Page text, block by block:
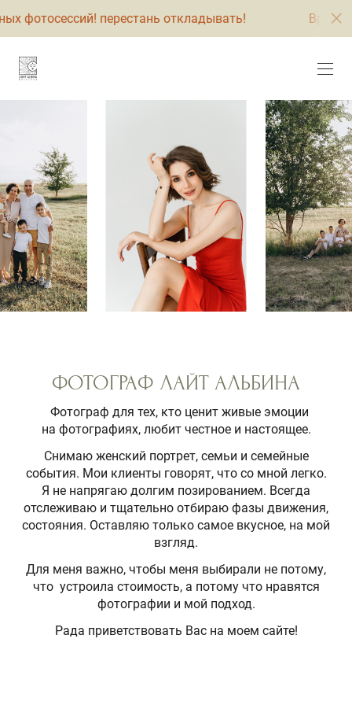
фотосессий! перестань откладывать! Время
ФОТОГРАФ ЛАЙТ АЛЬБИНА
Фотограф для тех, кто ценит живые эмоции
на фотографиях, любит честное и настоящее.
Снимаю женский портрет, семьи и семейные
события. Мои клиенты говорят, что со мной легко.
Я не напрягаю долгим позированием. Всегда
отслеживаю и тщательно отбираю фазы движения,
состояния. Оставляю только самое вкусное, на мой
взгляд.
Для меня важно, чтобы меня выбирали не потому,
что устроила стоимость, а потому что нравятся
фотографии и мой подход.
Рада приветствовать Вас на моем сайте!